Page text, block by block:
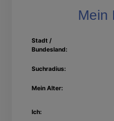
Mein
Stadt /
Bundesland:
Suchradius:
Mein Alter:
Ich: